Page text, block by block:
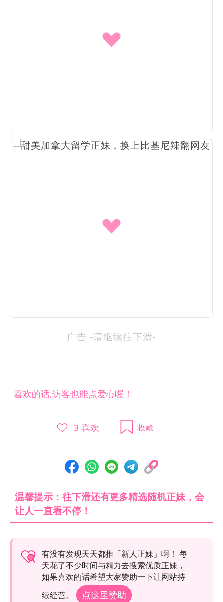
广告 -请继续往下滑-
喜欢的话,访客也能点爱心喔！
3 喜欢 收藏
温馨提示：往下滑还有更多精选随机正妹，会
让人一直看不停！
有没有发现天天都推「新人正妹」啊！ 每
天花了不少时间与精力去搜索优质正妹，
如果喜欢的话希望大家赞助一下让网站持
续经营。
点这里赞助